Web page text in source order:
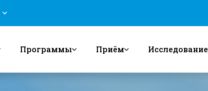
Программы Приём Исследование